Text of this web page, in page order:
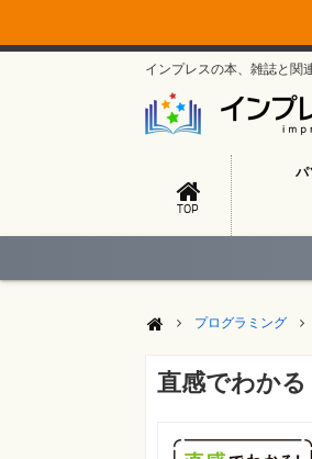
インプレスの本、雑誌と関
TOP
パ
プログラミング
直感でわか